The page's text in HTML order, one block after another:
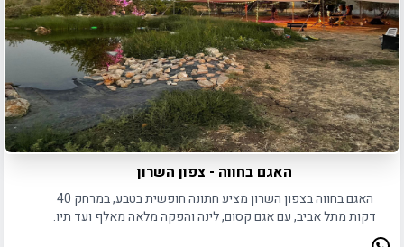
האגם בחווה - צפון השרון
האגם בחווה בצפון השרון מציע חתונה חופשית בטבע, במרחק 40
דקות מתל אביב, עם אגם קסום, לינה והפקה מלאה מאלף ועד תיו.